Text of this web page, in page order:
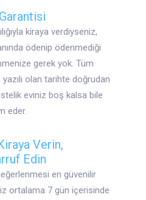
kiraya verdiyseniz,
ödenip ödenmediği
gerek yok. Tüm
olan tarihte doğrudan
eviniz boş kalsa bile
eder.
Verin,
Edin
en güvenilir
ortalama 7 gün içerisinde